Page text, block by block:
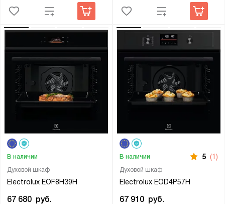
Духовой шкаф
Electrolux EOF8H39H
В наличии
67 680 руб.
Духовой шкаф
Electrolux EOD4P57H
В наличии 5 (1)
67 910 руб.